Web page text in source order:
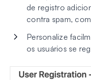
de registro
contra spam,
Personalize
os usuários se